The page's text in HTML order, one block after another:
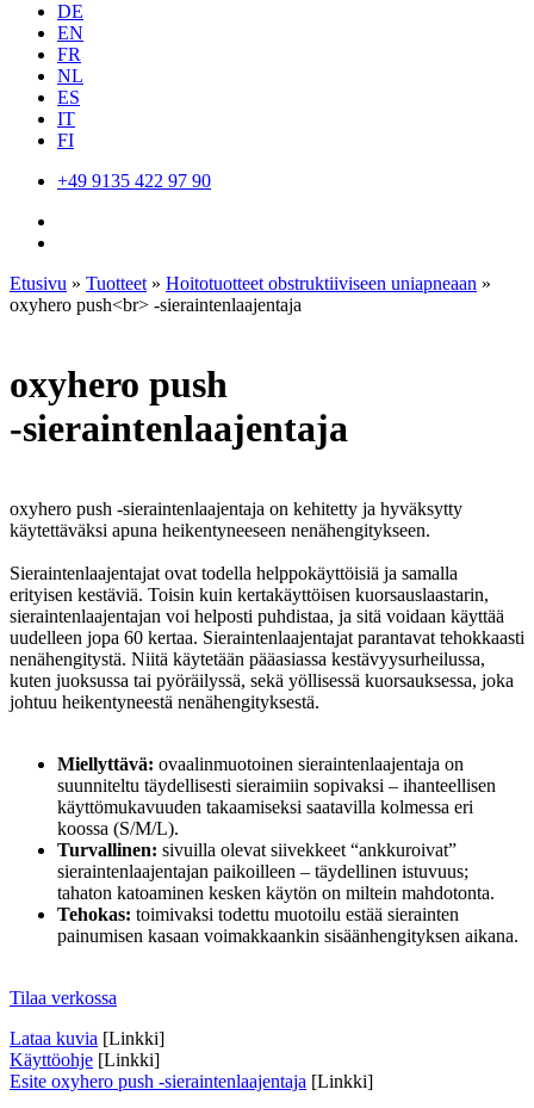
DE
EN
FR
NL
ES
IT
FI
+49 9135 422 97 90
Etusivu » Tuotteet » Hoitotuotteet obstruktiiviseen uniapneaan »
oxyhero push<br> -sieraintenlaajentaja
oxyhero push
-sieraintenlaajentaja
oxyhero push -sieraintenlaajentaja on kehitetty ja hyväksytty
käytettäväksi apuna heikentyneeseen nenähengitykseen.
Sieraintenlaajentajat ovat todella helppokäyttöisiä ja samalla
erityisen kestäviä. Toisin kuin kertakäyttöisen kuorsauslaastarin,
sieraintenlaajentajan voi helposti puhdistaa, ja sitä voidaan käyttää
uudelleen jopa 60 kertaa. Sieraintenlaajentajat parantavat tehokkaasti
nenähengitystä. Niitä käytetään pääasiassa kestävyysurheilussa,
kuten juoksussa tai pyöräilyssä, sekä yöllisessä kuorsauksessa, joka
johtuu heikentyneestä nenähengityksestä.
Miellyttävä: ovaalinmuotoinen sieraintenlaajentaja on
suunniteltu täydellisesti sieraimiin sopivaksi – ihanteellisen
käyttömukavuuden takaamiseksi saatavilla kolmessa eri
koossa (S/M/L).
Turvallinen: sivuilla olevat siivekkeet “ankkuroivat”
sieraintenlaajentajan paikoilleen – täydellinen istuvuus;
tahaton katoaminen kesken käytön on miltein mahdotonta.
Tehokas: toimivaksi todettu muotoilu estää sierainten
painumisen kasaan voimakkaankin sisäänhengityksen aikana.
Tilaa verkossa
Lataa kuvia [Linkki]
Käyttöohje [Linkki]
Esite oxyhero push -sieraintenlaajentaja [Linkki]